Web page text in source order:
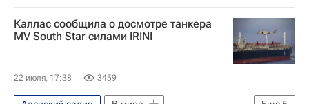
Каллас сообщила о досмотре танкера
MV South Star силами IRINI
22 июля, 17:38 3459